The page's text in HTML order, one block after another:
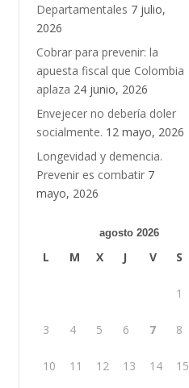
Departamentales 7 julio,
2026
Cobrar para prevenir: la
apuesta fiscal que Colombia
aplaza 24 junio, 2026
Envejecer no debería doler
socialmente. 12 mayo, 2026
Longevidad y demencia.
Prevenir es combatir 7
mayo, 2026
agosto 2026
L M X J V S
1
3 4 5 6 7 8
10 11 12 13 14 15